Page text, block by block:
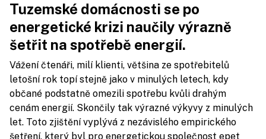
Tuzemské domácnosti se po
energetické krizi naučily výrazně
šetřit na spotřebě energií.
Vážení čtenáři, milí klienti, většina ze spotřebitelů
letošní rok topí stejně jako v minulých letech, kdy
občané podstatně omezili spotřebu kvůli drahým
cenám energií. Skončily tak výrazné výkyvy z minulých
let. Toto zjištění vyplývá z nezávislého empirického
šetření, který byl pro energetickou společnost epet